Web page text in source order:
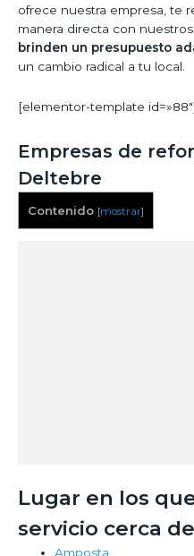
ofrece nuestra empresa, te
manera directa con
brinden un presupuesto
un cambio radical a tu local.
[elementor-template
Empresas de
Deltebre
Contenido [mostrar]
Lugar en los
servicio cerca
Amposta